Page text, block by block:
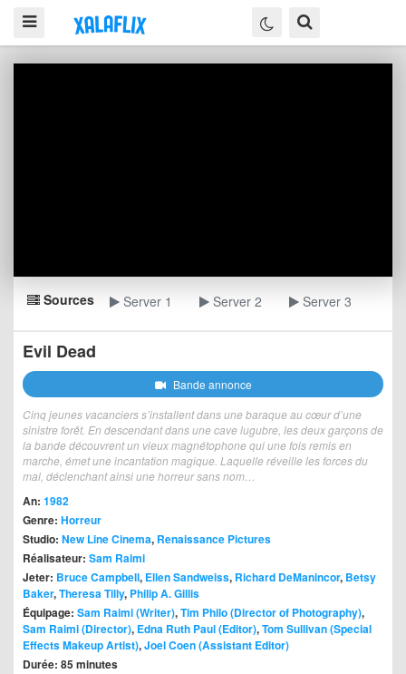
Sources Server 1 Server 2 Server 3
Evil Dead
Bande annonce
Cinq jeunes vacanciers s’installent dans une baraque au cœur d’une
sinistre forêt. En descendant dans une cave lugubre, les deux garçons de
la bande découvrent un vieux magnétophone qui une fois remis en
marche, émet une incantation magique. Laquelle réveille les forces du
mal, déclenchant ainsi une horreur sans nom…
An: 1982
Genre: Horreur
Studio: New Line Cinema, Renaissance Pictures
Réalisateur: Sam Raimi
Jeter: Bruce Campbell, Ellen Sandweiss, Richard DeManincor, Betsy
Baker,Theresa Tilly, Philip A. Gillis
Équipage: Sam Raimi (Writer),Tim Philo (Director of Photography),
Sam Raimi (Director), Edna Ruth Paul (Editor),Tom Sullivan (Special
Effects Makeup Artist),Joel Coen (Assistant Editor)
Durée: 85 minutes